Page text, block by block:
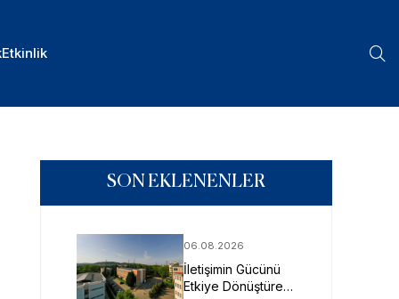
Etkinlik
SON EKLENENLER
06.08.2026
İletişimin Gücünü
Etkiye Dönüştüren